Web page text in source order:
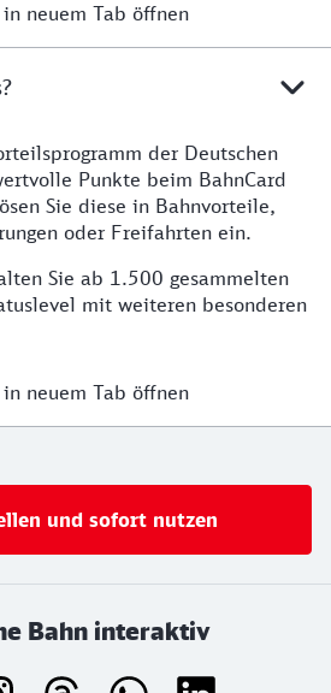
neuem Tab öffnen
der Deutschen
Punkte beim BahnCard
Sie diese in Bahnvorteile,
oder Freifahrten ein.
Sie ab 1.500 gesammelten
mit weiteren besonderen
neuem Tab öffnen
und sofort nutzen
Bahn interaktiv